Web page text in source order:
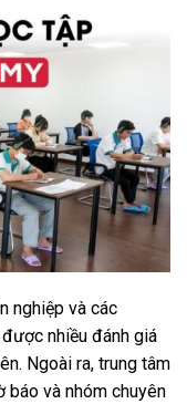
nghiệp và các
nhiều đánh giá
Ngoài ra, trung tâm
và nhóm chuyên